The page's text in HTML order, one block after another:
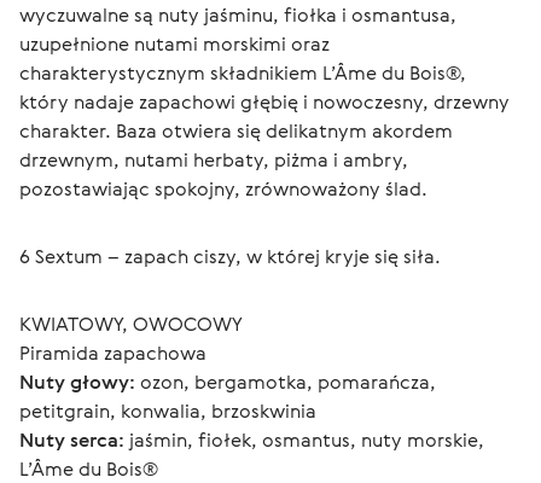
wyczuwalne są nuty jaśminu, fiołka i osmantusa,
uzupełnione nutami morskimi oraz
charakterystycznym składnikiem L’Âme du Bois®,
który nadaje zapachowi głębię i nowoczesny, drzewny
charakter. Baza otwiera się delikatnym akordem
drzewnym, nutami herbaty, piżma i ambry,
pozostawiając spokojny, zrównoważony ślad.
6 Sextum – zapach ciszy, w której kryje się siła.
KWIATOWY, OWOCOWY
Piramida zapachowa
Nuty głowy: ozon, bergamotka, pomarańcza,
petitgrain, konwalia, brzoskwinia
Nuty serca: jaśmin, fiołek, osmantus, nuty morskie,
L’Âme du Bois®